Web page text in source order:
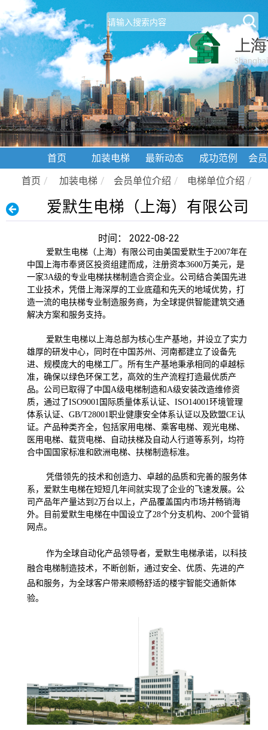
首页 加装电梯 最新动态 成功范例
会
首页 / 加装电梯 / 会员单位介绍 / 电梯单位介绍 /
爱默生电梯（上海）有限公司
时间： 2022-08-22
爱默生电梯（上海）有限公司由美国爱默生于2007年在
中国上海市奉贤区投资组建而成，注册资本3600万美元，是
一家3A级的专业电梯扶梯制造合资企业。公司结合美国先进
工业技术，凭借上海深厚的工业底蕴和先天的地域优势，打
造一流的电扶梯专业制造服务商，为全球提供智能建筑交通
解决方案和服务支持。
爱默生电梯以上海总部为核心生产基地，并设立了实力
雄厚的研发中心，同时在中国苏州、河南都建立了设备先
进、规模庞大的电梯工厂。所有生产基地秉承相同的卓越标
准，确保以绿色环保工艺，高效的生产流程打造最优质产
品。公司已取得了中国A级电梯制造和A级安装改造维修资
质，通过了ISO9001国际质量体系认证、ISO14001环境管理
体系认证、GB/T28001职业健康安全体系认证以及欧盟CE认
证。产品种类齐全，包括家用电梯、乘客电梯、观光电梯、
医用电梯、载货电梯、自动扶梯及自动人行道等系列，均符
合中国国家标准和欧洲电梯、扶梯制造标准。
凭借领先的技术和创造力、卓越的品质和完善的服务体
系，爱默生电梯在短短几年间就实现了企业的飞速发展。公
司产品年产量达到2万台以上，产品覆盖国内市场并畅销海
外。目前爱默生电梯在中国设立了28个分支机构、200个营销
网点。
作为全球自动化产品领导者，爱默生电梯承诺，以科技
融合电梯制造技术，不断创新，通过安全、优质、先进的产
品和服务，为全球客户带来顺畅舒适的楼宇智能交通新体
验。